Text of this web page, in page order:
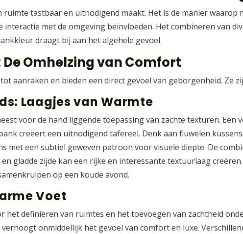
tastbaar en uitnodigend maakt. Het is de manier waarop
interactie met de omgeving beïnvloeden. Het combineren van
draagt bij aan het algehele gevoel.
Omhelzing van Comfort
aanraken en bieden een direct gevoel van geborgenheid. Ze
Laagjes van Warmte
voor de hand liggende toepassing van zachte texturen. Een
creëert een uitnodigend tafereel. Denk aan fluwelen
met een subtiel geweven patroon voor visuele diepte. De
gladde zijde kan een rijke en interessante textuurlaag
op een koude avond.
Voet
het definiëren van ruimtes en het toevoegen van zachtheid
onmiddellijk het gevoel van comfort en luxe.